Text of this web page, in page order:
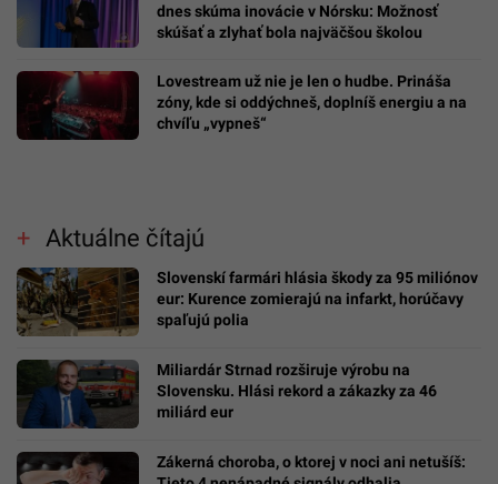
dnes skúma inovácie v Nórsku: Možnosť
skúšať a zlyhať bola najväčšou školou
Lovestream už nie je len o hudbe. Prináša
zóny, kde si oddýchneš, doplníš energiu a na
chvíľu „vypneš“
Aktuálne čítajú
Slovenskí farmári hlásia škody za 95 miliónov
eur: Kurence zomierajú na infarkt, horúčavy
spaľujú polia
Miliardár Strnad rozširuje výrobu na
Slovensku. Hlási rekord a zákazky za 46
miliárd eur
Zákerná choroba, o ktorej v noci ani netušíš: